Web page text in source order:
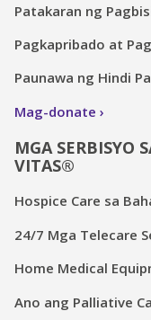
Patakaran ng
Pagkapribado at
Paunawa ng Hindi
Mag-donate
MGA SERBISYO
VITAS®
Hospice Care sa
24/7 Mga Telecare
Home Medical
Ano ang Palliative